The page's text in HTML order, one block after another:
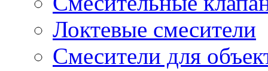
Локтевые смесители
Смесители для